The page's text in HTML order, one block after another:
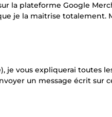
la plateforme Google
je la maitrise totalement.
vous expliquerai toutes
un message écrit sur